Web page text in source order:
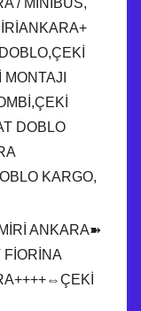
/ MİNİBÜS,
DOBLO
KARGO,
ANKARA➽